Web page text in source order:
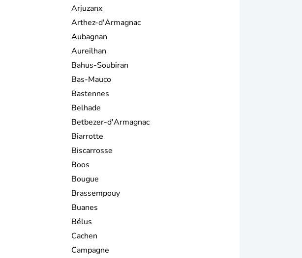
Arjuzanx
Arthez-d'Armagnac
Aubagnan
Aureilhan
Bahus-Soubiran
Bas-Mauco
Bastennes
Belhade
Betbezer-d'Armagnac
Biarrotte
Biscarrosse
Boos
Bougue
Brassempouy
Buanes
Bélus
Cachen
Campagne